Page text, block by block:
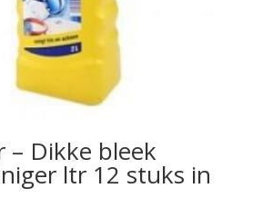
– Dikke bleek
ltr 12 stuks in